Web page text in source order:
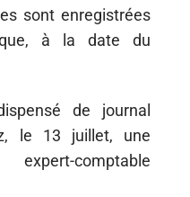
sont enregistrées
à la date du
de journal
le 13 juillet, une
comptable